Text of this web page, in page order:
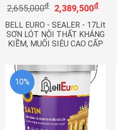
2,655,000đ 2,389,500đ
BELL EURO - SEALER - 17Lít
SƠN LÓT NỘI THẤT KHÁNG
KIỀM, MUỐI SIÊU CAO CẤP
10%